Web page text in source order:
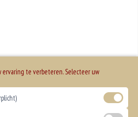
ervaring te verbeteren. Selecteer uw